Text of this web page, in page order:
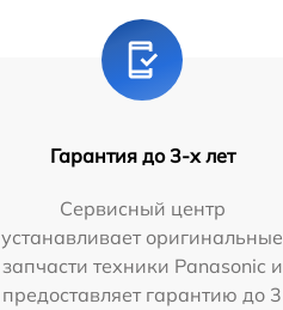
Гарантия до 3-х лет
Сервисный центр
устанавливает оригинальные
запчасти техники Panasonic и
предоставляет гарантию до 3